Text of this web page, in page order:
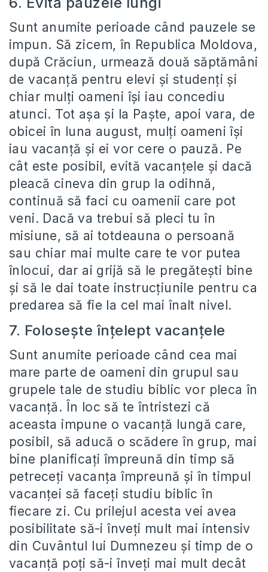
Sunt anumite perioade când pauzele se
impun. Să zicem, în Republica Moldova,
după Crăciun, urmează două săptămâni
de vacanță pentru elevi și studenți și
chiar mulți oameni își iau concediu
atunci. Tot așa și la Paște, apoi vara, de
obicei în luna august, mulți oameni își
iau vacanță și ei vor cere o pauză. Pe
cât este posibil, evită vacanțele și dacă
pleacă cineva din grup la odihnă,
continuă să faci cu oamenii care pot
veni. Dacă va trebui să pleci tu în
misiune, să ai totdeauna o persoană
sau chiar mai multe care te vor putea
înlocui, dar ai grijă să le pregătești bine
și să le dai toate instrucțiunile pentru ca
predarea să fie la cel mai înalt nivel.
7. Folosește înțelept vacanțele
Sunt anumite perioade când cea mai
mare parte de oameni din grupul sau
grupele tale de studiu biblic vor pleca în
vacanță. În loc să te întristezi că
aceasta impune o vacanță lungă care,
posibil, să aducă o scădere în grup, mai
bine planificați împreună din timp să
petreceți vacanța împreună și în timpul
vacanței să faceți studiu biblic în
fiecare zi. Cu prilejul acesta vei avea
posibilitate să-i înveți mult mai intensiv
din Cuvântul lui Dumnezeu și timp de o
vacanță poți să-i înveți mai mult decât